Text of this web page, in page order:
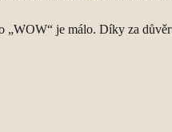
„WOW“ je málo. Díky za